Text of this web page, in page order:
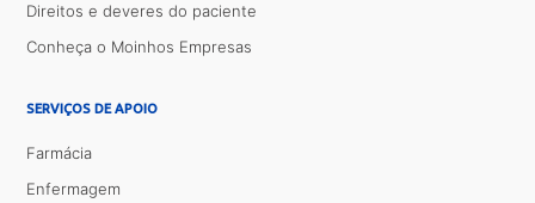
Direitos e deveres do paciente
Conheça o Moinhos Empresas
SERVIÇOS DE APOIO
Farmácia
Enfermagem